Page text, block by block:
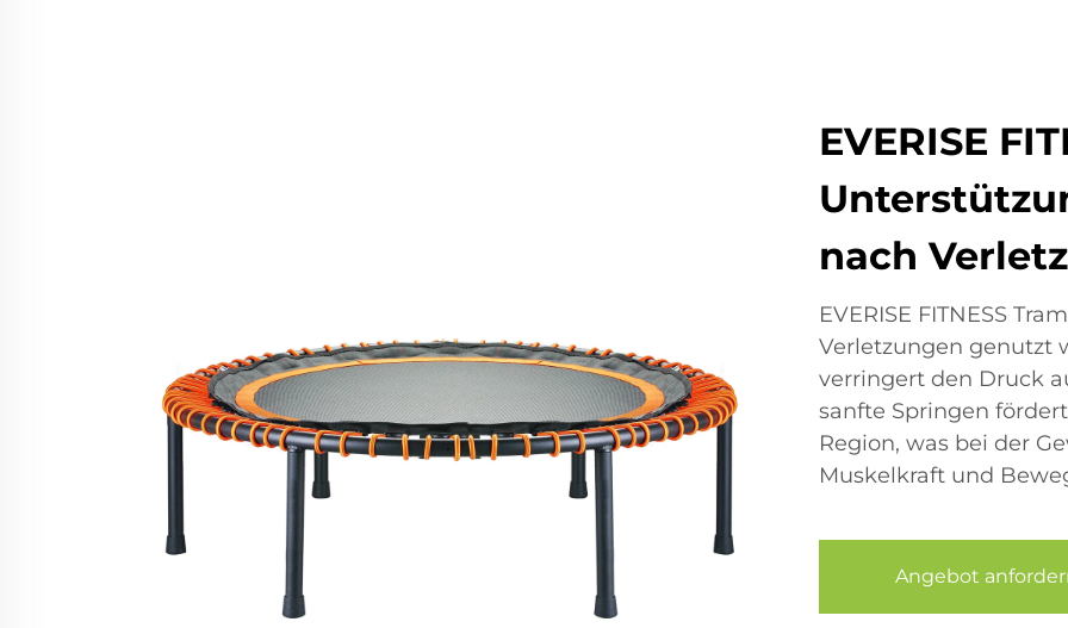
EVERISE
nach
EVERISE FITNESS
Verletzungen genutzt
verringert den Druck
sanfte Springen
Region, was bei der
Muskelkraft und
Angebot